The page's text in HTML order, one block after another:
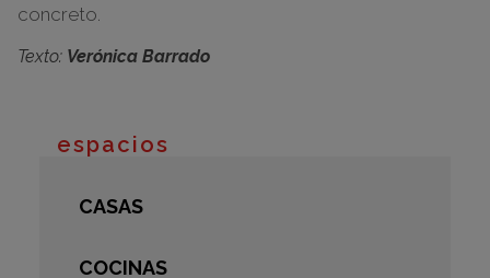
concreto.
Texto: Verónica Barrado
espacios
CASAS
COCINAS